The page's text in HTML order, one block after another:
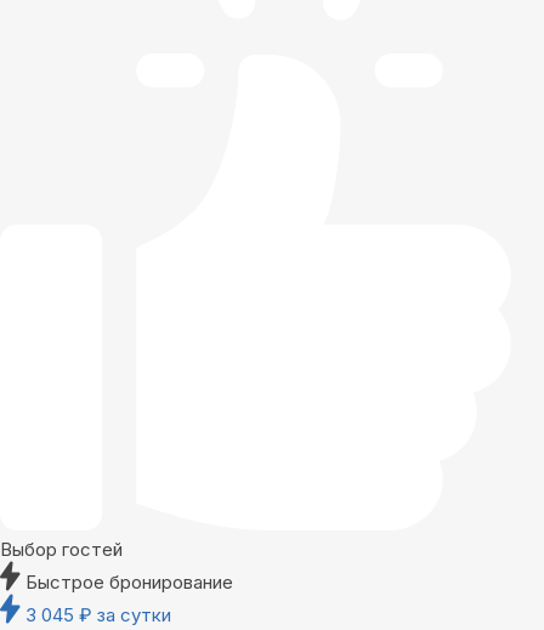
Выбор гостей
Быстрое бронирование
3 045 ₽ за сутки